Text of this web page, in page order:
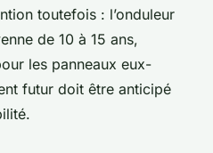
toutefois : l’onduleur
de 10 à 15 ans,
les panneaux eux-
futur doit être anticipé